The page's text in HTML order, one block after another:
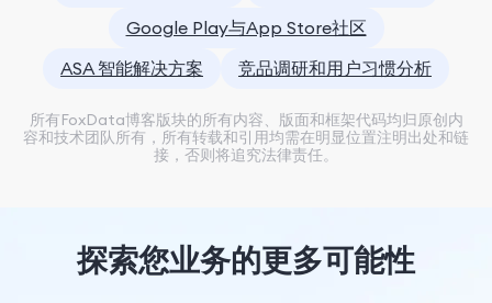
Google Play与App Store社区
ASA 智能解决方案
竞品调研和用户习惯分析
所有FoxData博客版块的所有内容、版面和框架代码均归原创内
容和技术团队所有，所有转载和引用均需在明显位置注明出处和链
接，否则将追究法律责任。
探索您业务的更多可能性